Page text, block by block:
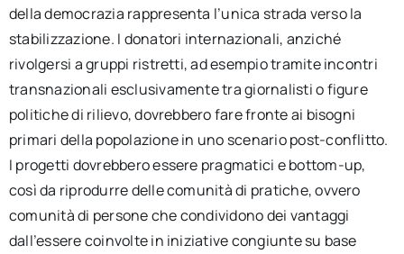
della democrazia rappresenta l’unica strada verso la
stabilizzazione. I donatori internazionali, anziché
rivolgersi a gruppi ristretti, ad esempio tramite incontri
transnazionali esclusivamente tra giornalisti o figure
politiche di rilievo, dovrebbero fare fronte ai bisogni
primari della popolazione in uno scenario post-conflitto.
I progetti dovrebbero essere pragmatici e bottom-up,
così da riprodurre delle comunità di pratiche, ovvero
comunità di persone che condividono dei vantaggi
dall’essere coinvolte in iniziative congiunte su base